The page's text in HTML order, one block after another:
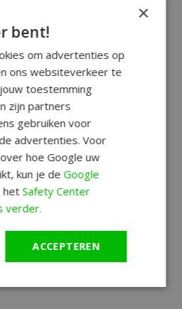
×
bent!
om advertenties op
ons websiteverkeer te
toestemming
zijn partners
gebruiken voor
advertenties. Voor
hoe Google uw
kun je deGoogle
hetSafety Center
verder.
ACCEPTEREN